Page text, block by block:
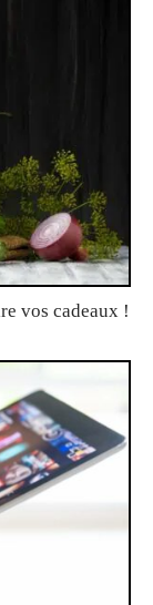
vos cadeaux !